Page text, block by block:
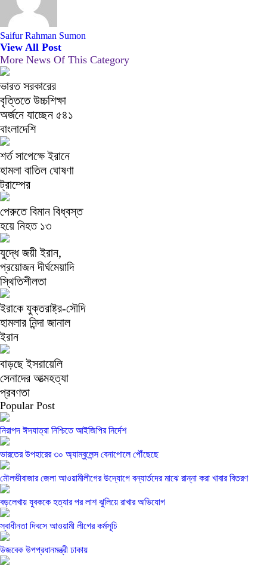
Saifur Rahman Sumon
View All Post
More News Of This Category
ভারত সরকারের
বৃত্তিতে উচ্চশিক্ষা
অর্জনে যাচ্ছেন ৫৪১
বাংলাদেশি
শর্ত সাপেক্ষে ইরানে
হামলা বাতিল ঘোষণা
ট্রাম্পের
পেরুতে বিমান বিধ্বস্ত
হয়ে নিহত ১৩
যুদ্ধে জয়ী ইরান,
প্রয়োজন দীর্ঘমেয়াদি
স্থিতিশীলতা
ইরাকে যুক্তরাষ্ট্র-সৌদি
হামলার নিন্দা জানাল
ইরান
বাড়ছে ইসরায়েলি
সেনাদের আত্মহত্যা
প্রবণতা
Popular Post
নিরাপদ ঈদযাত্রা নিশ্চিতে আইজিপির নির্দেশ
ভারতের উপহারের ৩০ অ্যাম্বুলেন্স বেনাপোলে পৌঁছেছে
মৌলভীবাজার জেলা আওয়ামীলীগের উদ্যোগে বন্যার্তদের মাঝে রান্না করা খাবার বিতরণ
বড়লেখায় যুবককে হত্যার পর লাশ ঝুলিয়ে রাখার অভিযোগ
স্বাধীনতা দিবসে আওয়ামী লীগের কর্মসূচি
উজবেক উপপ্রধানমন্ত্রী ঢাকায়